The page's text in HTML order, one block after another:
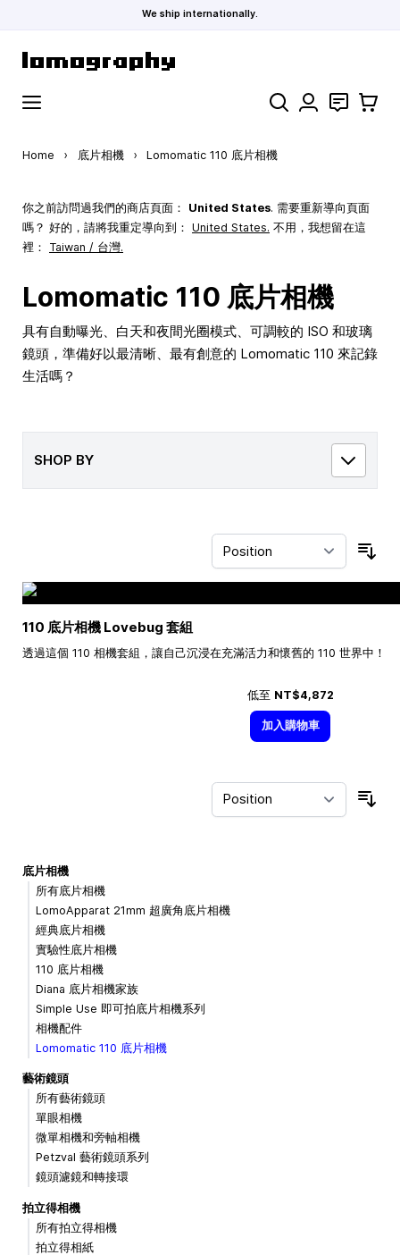
We ship internationally.
Search 聯絡 購物車
Home › 底片相機 › Lomomatic 110 底片相機
你之前訪問過我們的商店頁面： United States. 需要重新導向頁面
嗎？ 好的，請將我重定導向到： United States. 不用，我想留在這
裡： Taiwan / 台灣.
Lomomatic 110 底片相機
具有自動曝光、白天和夜間光圈模式、可調較的 ISO 和玻璃
鏡頭，準備好以最清晰、最有創意的 Lomomatic 110 來記錄
生活嗎？
SHOP BY
110 底片相機 Lovebug 套組
透過這個 110 相機套組，讓自己沉浸在充滿活力和懷舊的 110 世界中！
低至 NT$4,872
加入購物車
底片相機
所有底片相機
LomoApparat 21mm 超廣角底片相機
經典底片相機
實驗性底片相機
110 底片相機
Diana 底片相機家族
Simple Use 即可拍底片相機系列
相機配件
Lomomatic 110 底片相機
藝術鏡頭
所有藝術鏡頭
單眼相機
微單相機和旁軸相機
Petzval 藝術鏡頭系列
鏡頭濾鏡和轉接環
拍立得相機
所有拍立得相機
拍立得相紙